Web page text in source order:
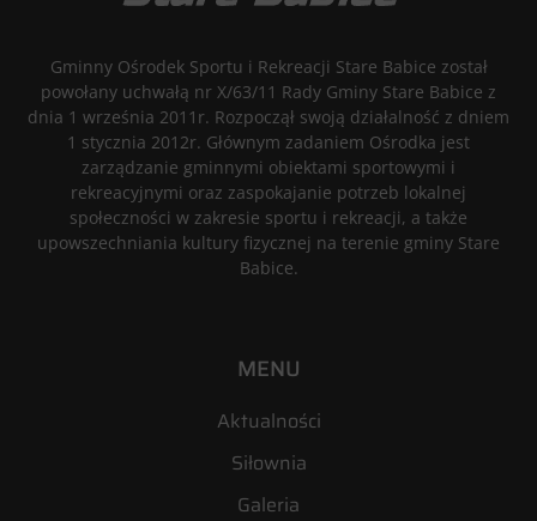
Gminny Ośrodek Sportu i Rekreacji Stare Babice został
powołany uchwałą nr X/63/11 Rady Gminy Stare Babice z
dnia 1 września 2011r. Rozpoczął swoją działalność z dniem
1 stycznia 2012r. Głównym zadaniem Ośrodka jest
zarządzanie gminnymi obiektami sportowymi i
rekreacyjnymi oraz zaspokajanie potrzeb lokalnej
społeczności w zakresie sportu i rekreacji, a także
upowszechniania kultury fizycznej na terenie gminy Stare
Babice.
MENU
Aktualności
Siłownia
Galeria